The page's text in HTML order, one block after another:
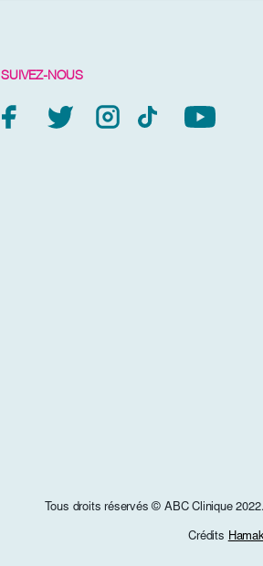
SUIVEZ-NOUS
Tous droits réservés © ABC Clinique
Crédits